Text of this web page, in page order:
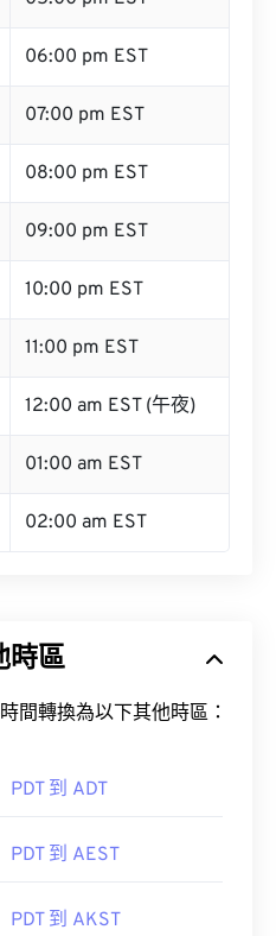
06:00 pm EST
07:00 pm EST
08:00 pm EST
09:00 pm EST
10:00 pm EST
11:00 pm EST
12:00 am EST (午夜)
01:00 am EST
02:00 am EST
時區
間轉換為以下其他時區：
PDT 到 ADT
PDT 到 AEST
PDT 到 AKST